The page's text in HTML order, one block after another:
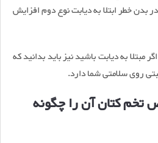
بدن خطر ابتلا به دیابت نوع دوم افزایش
به دیابت باشید نیز باید بدانید که
روی سلامتی شما دارد.
تخم کتان آن را چگونه